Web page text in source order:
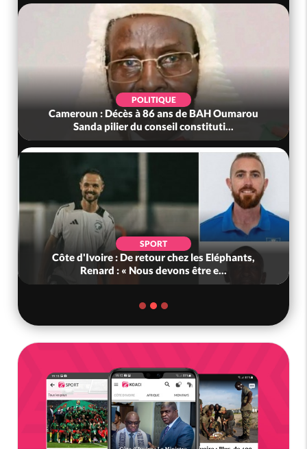
POLITIQUE
Cameroun : Décès à 86 ans de BAH Oumarou
Sanda pilier du conseil constituti...
SPORT
Côte d'Ivoire : De retour chez les Eléphants,
Renard : « Nous devons être e...